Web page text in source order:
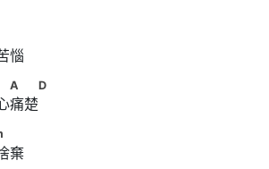
惱
　　A　　D
A D
痛楚
　　F
棄